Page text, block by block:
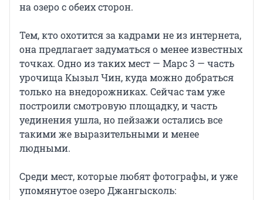
на озеро с обеих сторон.
Тем, кто охотится за кадрами не из интернета,
она предлагает задуматься о менее известных
точках. Одно из таких мест — Марс 3 — часть
урочища Кызыл Чин, куда можно добраться
только на внедорожниках. Сейчас там уже
построили смотровую площадку, и часть
уединения ушла, но пейзажи остались все
такими же выразительными и менее
людными.
Среди мест, которые любят фотографы, и уже
упомянутое озеро Джангысколь: